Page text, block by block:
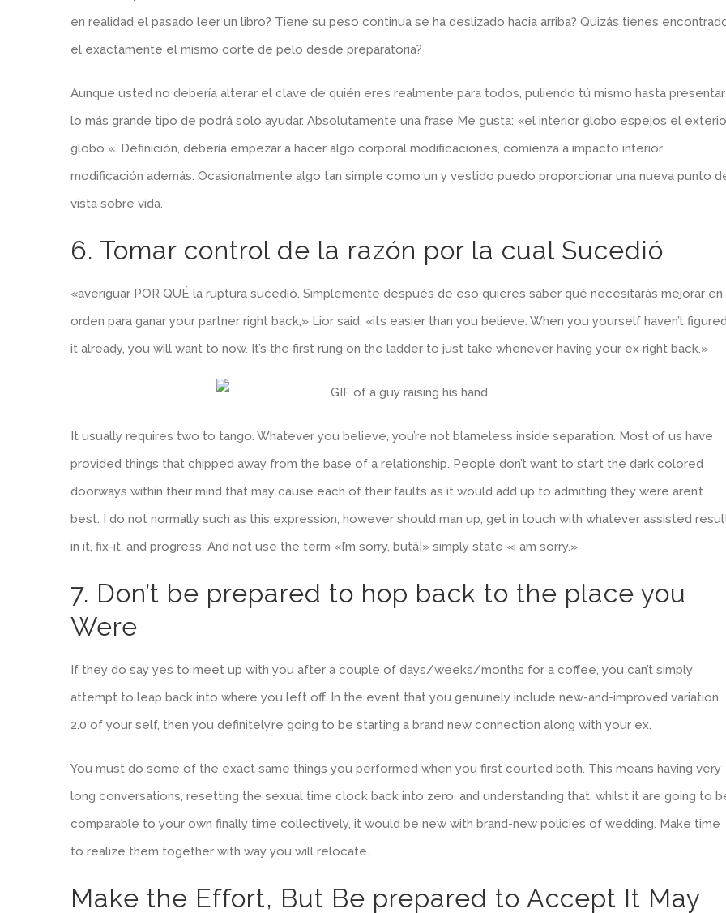
en realidad el pasado leer un libro? Tiene su peso continua se ha deslizado hacia arriba? Quizás tienes
el exactamente el mismo corte de pelo desde preparatoria?
Aunque usted no debería alterar el clave de quién eres realmente para todos, puliendo tú mismo hasta presentar
lo más grande tipo de podrá solo ayudar. Absolutamente una frase Me gusta: «el interior globo espejos el
globo «. Definición, debería empezar a hacer algo corporal modificaciones, comienza a impacto interior
modificación además. Ocasionalmente algo tan simple como un y vestido puedo proporcionar una nueva punto
vista sobre vida.
6. Tomar control de la razón por la cual Sucedió
«averiguar POR QUÉ la ruptura sucedió. Simplemente después de eso quieres saber qué necesitarás mejorar en
orden para ganar your partner right back,» Lior said. «its easier than you believe. When you yourself haven’t
it already, you will want to now. It’s the first rung on the ladder to just take whenever having your ex right back.»
It usually requires two to tango. Whatever you believe, you’re not blameless inside separation. Most of us have
provided things that chipped away from the base of a relationship. People don’t want to start the dark colored
doorways within their mind that may cause each of their faults as it would add up to admitting they were aren’t
best. I do not normally such as this expression, however should man up, get in touch with whatever assisted
in it, fix-it, and progress. And not use the term «I’m sorry, butâ¦» simply state «i am sorry.»
7. Don’t be prepared to hop back to the place you
Were
If they do say yes to meet up with you after a couple of days/weeks/months for a coffee, you can’t simply
attempt to leap back into where you left off. In the event that you genuinely include new-and-improved variation
2.0 of your self, then you definitely’re going to be starting a brand new connection along with your ex.
You must do some of the exact same things you performed when you first courted both. This means having very
long conversations, resetting the sexual time clock back into zero, and understanding that, whilst it are going to
comparable to your own finally time collectively, it would be new with brand-new policies of wedding. Make time
to realize them together with way you will relocate.
Make the Effort, But Be prepared to Accept It May